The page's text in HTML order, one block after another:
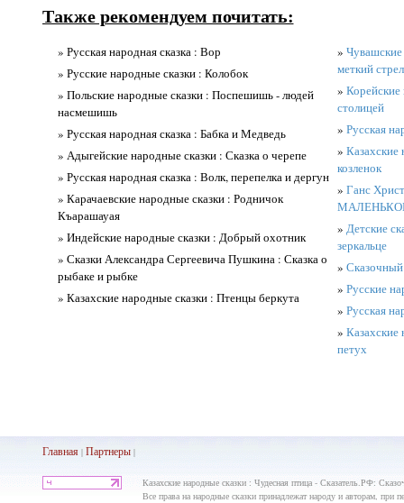
Также рекомендуем почитать:
» Русская народная сказка : Вор
» Русские народные сказки : Колобок
» Польские народные сказки : Поспешишь - людей
насмешишь
» Русская народная сказка : Бабка и Медведь
» Адыгейские народные сказки : Сказка о черепе
» Русская народная сказка : Волк, перепелка и дергун
» Карачаевские народные сказки : Родничок
Къарашауая
» Индейские народные сказки : Добрый охотник
» Сказки Александра Сергеевича Пушкина : Сказка о
рыбаке и рыбке
» Казахские народные сказки : Птенцы беркута
»
меткий
» Корейские
столицей
» Русская
»
козленок
» Ганс
» Детские
зеркальце
» Сказочный
» Русские
» Русская
» Казахские
петух
Главная| Партнеры|
Казахские народные сказки : Чудесная птица - Сказатель.РФ:
Все права на народные сказки принадлежат народу и авторам, при